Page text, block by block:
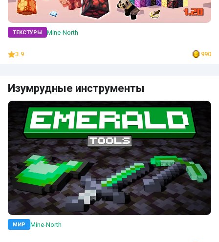
ТЕКСТУРЫ Mine-North
3.9 990
Изумрудные инструменты
МИР Mine-North